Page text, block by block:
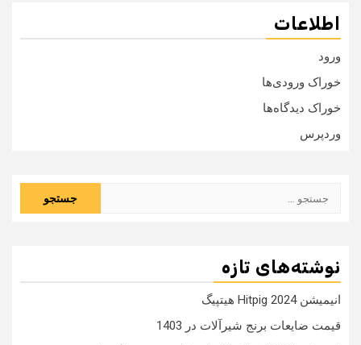
اطلاعات
ورود
خوراک ورودی‌ها
خوراک دیدگاه‌ها
وردپرس
نوشته‌های تازه
انیمیشن Hitpig 2024 هیتپیگ
قیمت ضایعات برنج شیرآلات در 1403